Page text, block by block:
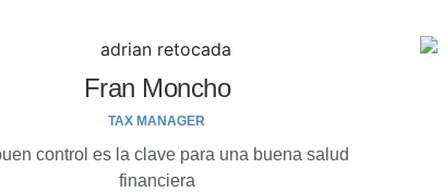
Fran Moncho
TAX MANAGER
control es la clave para una buena salud
financiera